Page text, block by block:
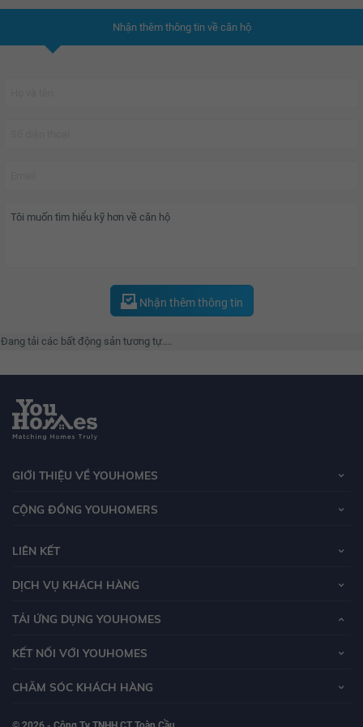
Nhận thêm thông tin về căn hộ
Nhận thêm thông tin
tải các bất động sản tương tự....
GIỚI THIỆU VỀ YOUHOMES
CỘNG ĐỒNG YOUHOMERS
LIÊN KẾT
DỊCH VỤ KHÁCH HÀNG
TẢI ỨNG DỤNG YOUHOMES
KẾT NỐI VỚI YOUHOMES
CHĂM SÓC KHÁCH HÀNG